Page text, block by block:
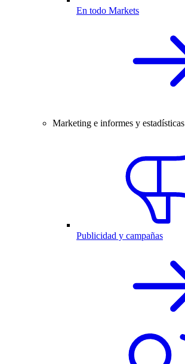
En todo Markets
Marketing e informes y estadísticas
Publicidad y campañas